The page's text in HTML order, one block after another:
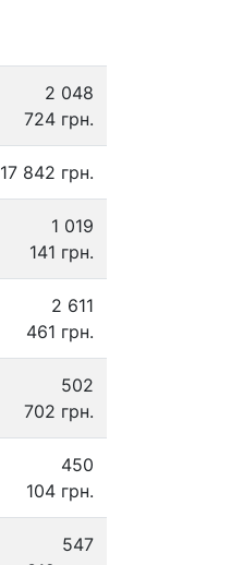
2 048
724 грн.
17 842 грн.
1 019
141 грн.
2 611
461 грн.
502
702 грн.
450
104 грн.
547